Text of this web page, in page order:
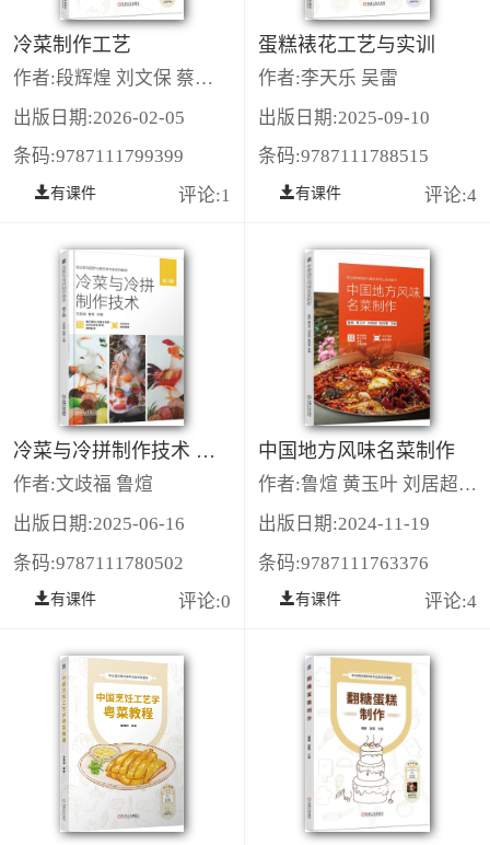
冷菜制作工艺
作者:段辉煌 刘文保 蔡振林
出版日期:2026-02-05
条码:9787111799399
有课件 评论:1
蛋糕裱花工艺与实训
作者:李天乐 吴雷
出版日期:2025-09-10
条码:9787111788515
有课件 评论:4
冷菜与冷拼制作技术 第2版
作者:文歧福 鲁煊
出版日期:2025-06-16
条码:9787111780502
有课件 评论:0
中国地方风味名菜制作
作者:鲁煊 黄玉叶 刘居超 张胜来
出版日期:2024-11-19
条码:9787111763376
有课件 评论:4